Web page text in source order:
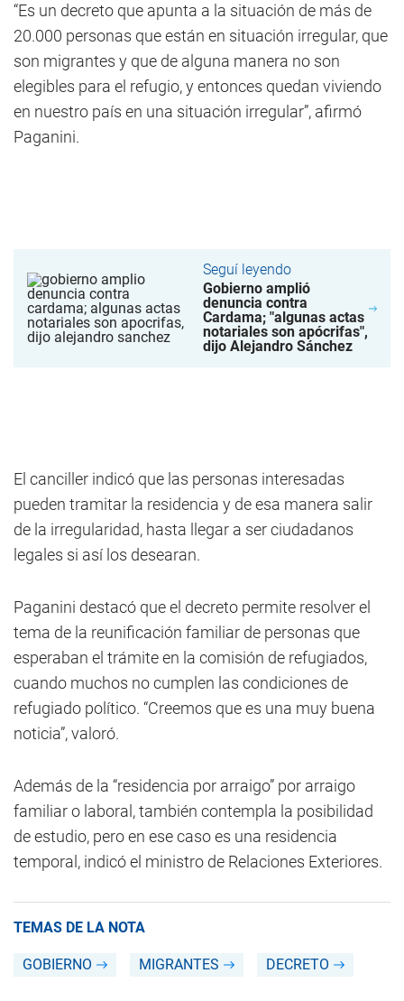
“Es un decreto que apunta a la situación de más de
20.000 personas que están en situación irregular, que
son migrantes y que de alguna manera no son
elegibles para el refugio, y entonces quedan viviendo
en nuestro país en una situación irregular”, afirmó
Paganini.
Seguí leyendo
Gobierno amplió
denuncia contra
Cardama; "algunas actas
notariales son apócrifas",
dijo Alejandro Sánchez
El canciller indicó que las personas interesadas
pueden tramitar la residencia y de esa manera salir
de la irregularidad, hasta llegar a ser ciudadanos
legales si así los desearan.
Paganini destacó que el decreto permite resolver el
tema de la reunificación familiar de personas que
esperaban el trámite en la comisión de refugiados,
cuando muchos no cumplen las condiciones de
refugiado político. “Creemos que es una muy buena
noticia”, valoró.
Además de la “residencia por arraigo” por arraigo
familiar o laboral, también contempla la posibilidad
de estudio, pero en ese caso es una residencia
temporal, indicó el ministro de Relaciones Exteriores.
TEMAS DE LA NOTA
GOBIERNO MIGRANTES DECRETO